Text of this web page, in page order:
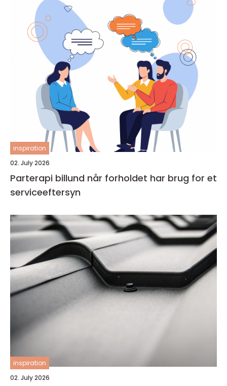
inspiration
02. July 2026
Parterapi billund når forholdet har brug for et
serviceeftersyn
inspiration
02. July 2026